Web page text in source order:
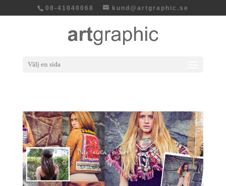
08-41040068 kund@artgraphic.se
Välj en sida